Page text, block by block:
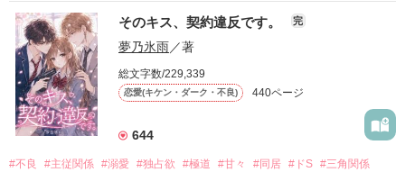
この2人が最強‼ベストバディ短編コンテスト
スターツ出版小説投稿サイト合同企画「1話からの長編大
賞」野いちご！会場
その他の条件
恋リアで知名度を上げて、起死回生！
……そう目論んだのに――
「リアリティショーのくせに、めちゃくちゃ台本ありきじゃ
ん！」
あてがわれたのは、ヒロインの恋を邪魔する
【あざとい系悪女役】！？
無口、無表情、無感情。
「どうしたら、諦めてくれる？」
初めて聞いた先輩の声は、思ってたより低くて、優しかった。
そのキス、契約違反です。 完
夢乃氷雨／著
総文字数/229,339
恋愛(キケン・ダーク・不良) 440ページ
644
#不良 #主従関係 #溺愛 #独占欲 #極道 #甘々 #同居 #ドS #三角関係